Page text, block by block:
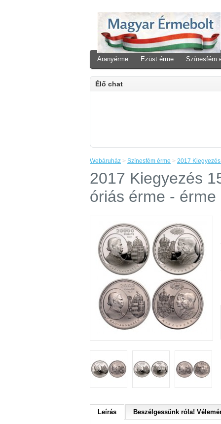
Aranyérme Ezüst érme Színesfém
Élő chat
Webáruház > Színesfém érme > 2017
2017 Kiegyezés
óriás érme - érme
Leírás Beszélgessünk róla!